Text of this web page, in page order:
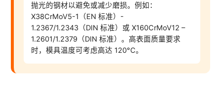
抛光的钢材以避免或减少磨损。例如：
X38CrMoV5-1（EN 标准）-
1.2367/1.2343（DIN 标准）或 X160CrMoV12 –
1.2601/1.2379（DIN 标准）。高表面质量要求
时，模具温度可考虑高达 120°C。